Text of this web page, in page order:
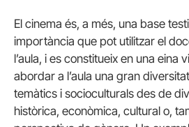
El cinema és, a més, una base
importància que pot utilitzar el
l’aula, i es constitueix en una eina
abordar a l’aula una gran
temàtics i socioculturals des de
històrica, econòmica, cultural o,